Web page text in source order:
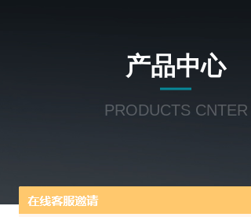
产品中心
PRODUCTS CNTER